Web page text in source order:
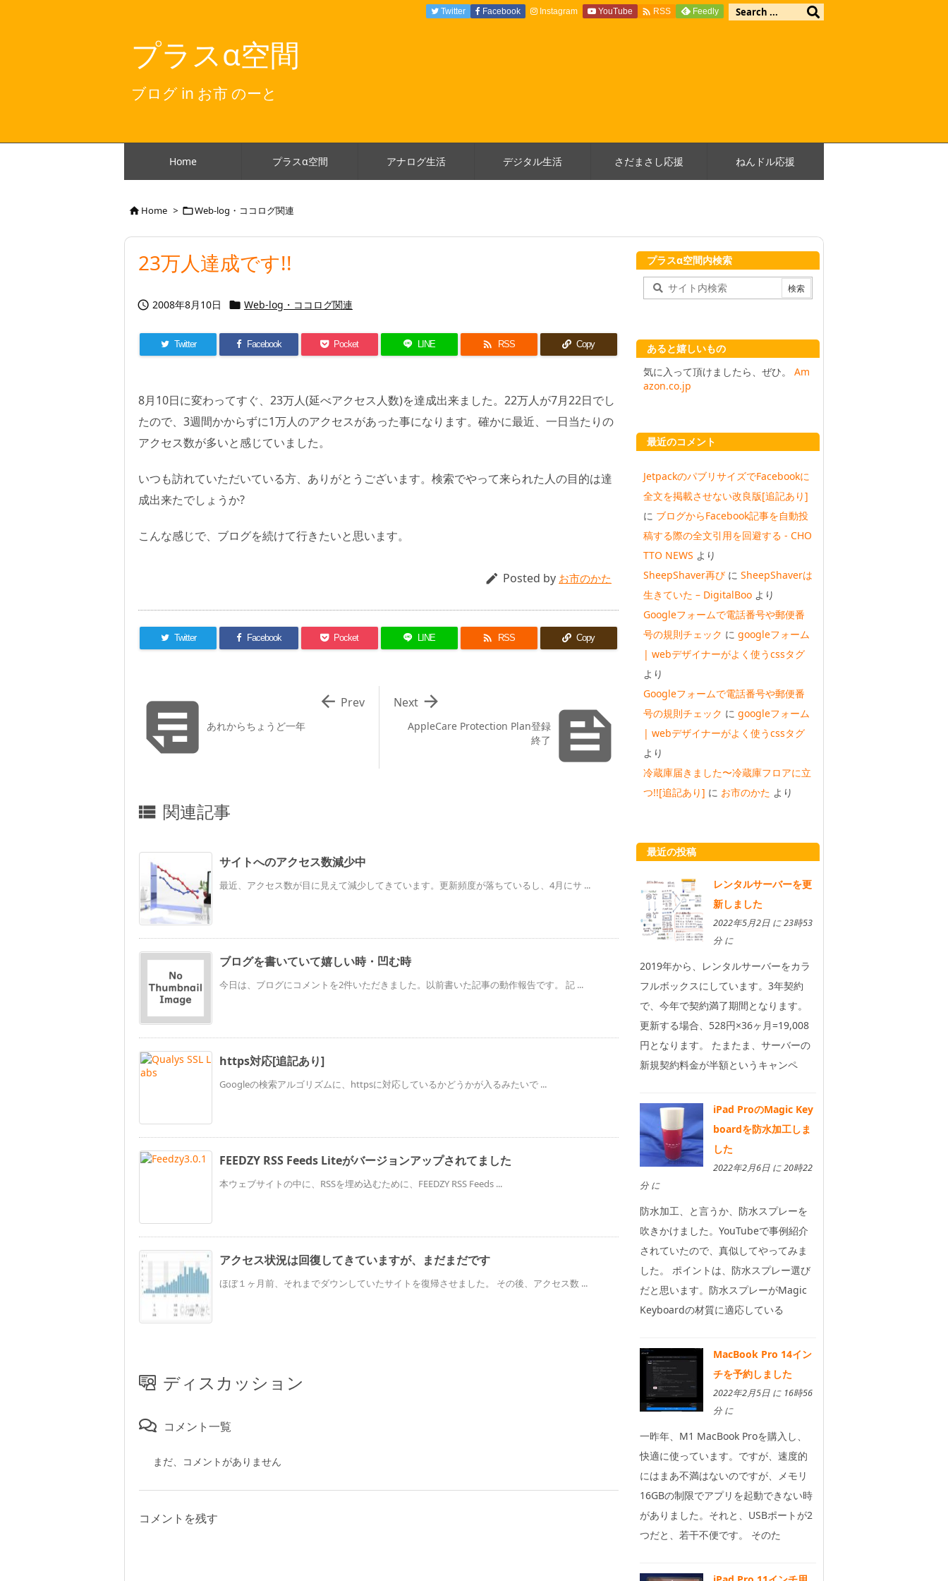
プラスα空間
ブログ in お市 のーと
Home プラスα空間 アナログ生活 デジタル生活 さだまさし応援 ねんドル応援
Twitter Facebook Instagram YouTube  RSS Feedly
Home > Web-log・ココログ関連
23万人達成です!!
 2008年8月10日  Web-log・ココログ関連
Twitter Facebook Pocket LINE  RSS Copy
8月10日に変わってすぐ、23万人(延べアクセス人数)を達成出来ました。22万人が7月22日でし
たので、3週間かからずに1万人のアクセスがあった事になります。確かに最近、一日当たりの
アクセス数が多いと感じていました。
いつも訪れていただいている方、ありがとうございます。検索でやって来られた人の目的は達
成出来たでしょうか?
こんな感じで、ブログを続けて行きたいと思います。
 Posted by お市のかた
Twitter Facebook Pocket LINE  RSS Copy

AppleCare Protection Plan登録
終了

Next
あれからちょうど一年
 Prev
 関連記事
サイトへのアクセス数減少中
最近、アクセス数が目に見えて減少してきています。更新頻度が落ちているし、4月にサ ...
ブログを書いていて嬉しい時・凹む時
今日は、ブログにコメントを2件いただきました。以前書いた記事の動作報告です。 記 ...
https対応[追記あり]
Googleの検索アルゴリズムに、httpsに対応しているかどうかが入るみたいで ...
FEEDZY RSS Feeds Liteがバージョンアップされてました
本ウェブサイトの中に、RSSを埋め込むために、FEEDZY RSS Feeds ...
アクセス状況は回復してきていますが、まだまだです
ほぼ１ヶ月前、それまでダウンしていたサイトを復帰させました。 その後、アクセス数 ...
ディスカッション
コメント一覧
まだ、コメントがありません
コメントを残す
プラスα空間内検索
あると嬉しいもの
気に入って頂けましたら、ぜひ。 Am
azon.co.jp
最近のコメント
JetpackのパブリサイズでFacebookに
全文を掲載させない改良版[追記あり]
に ブログからFacebook記事を自動投
稿する際の全文引用を回避する - CHO
TTO NEWS より
SheepShaver再び に SheepShaverは
生きていた – DigitalBoo より
Googleフォームで電話番号や郵便番
号の規則チェック に googleフォーム
| webデザイナーがよく使うcssタグ
より
Googleフォームで電話番号や郵便番
号の規則チェック に googleフォーム
| webデザイナーがよく使うcssタグ
より
冷蔵庫届きました〜冷蔵庫フロアに立
つ!![追記あり] に お市のかた より
最近の投稿
レンタルサーバーを更
新しました
2022年5月2日 に 23時53
分 に
2019年から、レンタルサーバーをカラ
フルボックスにしています。3年契約
で、今年で契約満了期間となります。
更新する場合、528円×36ヶ月=19,008
円となります。 たまたま、サーバーの
新規契約料金が半額というキャンペ
iPad ProのMagic Key
boardを防水加工しま
した
2022年2月6日 に 20時22
分 に
防水加工、と言うか、防水スプレーを
吹きかけました。YouTubeで事例紹介
されていたので、真似してやってみま
した。 ポイントは、防水スプレー選び
だと思います。防水スプレーがMagic
Keyboardの材質に適応している
MacBook Pro 14イン
チを予約しました
2022年2月5日 に 16時56
分 に
一昨年、M1 MacBook Proを購入し、
快適に使っています。ですが、速度的
にはまあ不満はないのですが、メモリ
16GBの制限でアプリを起動できない時
がありました。それと、USBポートが2
つだと、若干不便です。 そのた